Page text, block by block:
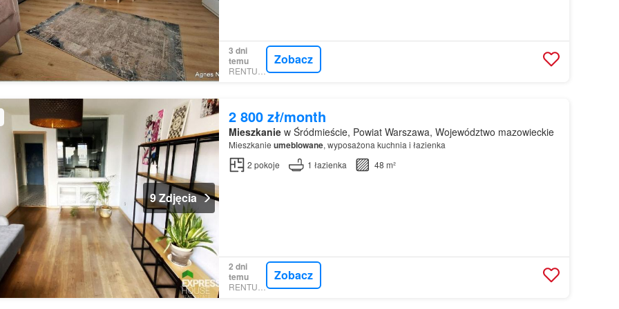
3 dni
temu
Zobacz
9 Zdjęcia
2 800 zł/month
Mieszkaniew Śródmieście, Powiat Warszawa, Województwo mazowieckie
Mieszkanie umeblowane, wyposażona kuchnia i łazienka
2 pokoje 1 łazienka 48 m²
2 dni
temu
Zobacz